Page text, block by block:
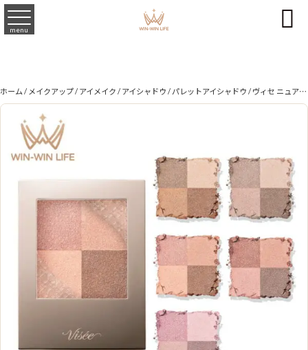
menu 
ホーム/メイクアップ/アイメイク/アイシャドウ/パレットアイシャドウ/ ヴィセ ニュアンス デューイ クリエイター クリアタイプ NEW 5.5g 全5色 アイカラー アイシャドウ パレットアイシャドウ パウダーアイシャドウ 透明感 淡く盛る うるみ目 立体感 繊細パール 透け感発色 締め色なし 高輝度大粒径パール 密着 美容液成分配合 無香料 Visee